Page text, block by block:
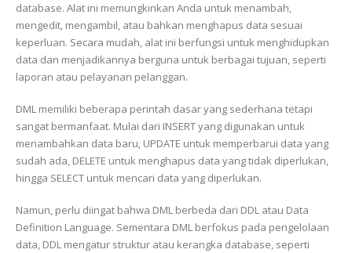
database. Alat ini memungkinkan Anda untuk menambah,
mengedit, mengambil, atau bahkan menghapus data sesuai
keperluan. Secara mudah, alat ini berfungsi untuk menghidupkan
data dan menjadikannya berguna untuk berbagai tujuan, seperti
laporan atau pelayanan pelanggan.
DML memiliki beberapa perintah dasar yang sederhana tetapi
sangat bermanfaat. Mulai dari INSERT yang digunakan untuk
menambahkan data baru, UPDATE untuk memperbarui data yang
sudah ada, DELETE untuk menghapus data yang tidak diperlukan,
hingga SELECT untuk mencari data yang diperlukan.
Namun, perlu diingat bahwa DML berbeda dari DDL atau Data
Definition Language. Sementara DML berfokus pada pengelolaan
data, DDL mengatur struktur atau kerangka database, seperti